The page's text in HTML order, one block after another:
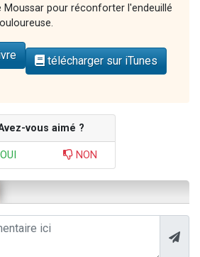
Moussar pour réconforter l'endeuillé
télécharger sur iTunes
vous aimé ?
OUI NON